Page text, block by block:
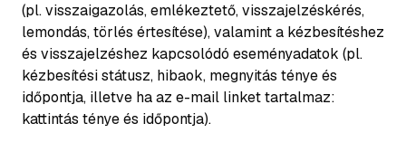
(pl. visszaigazolás, emlékeztető, visszajelzéskérés,
lemondás, törlés értesítése), valamint a kézbesítéshez
és visszajelzéshez kapcsolódó eseményadatok (pl.
kézbesítési státusz, hibaok, megnyitás ténye és
időpontja, illetve ha az e-mail linket tartalmaz:
kattintás ténye és időpontja).